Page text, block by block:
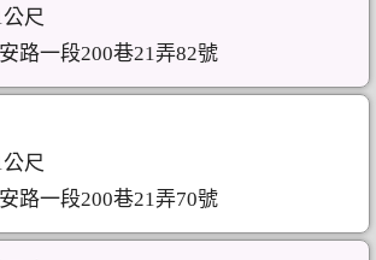
尺
路一段200巷21弄82號
尺
路一段200巷21弄70號